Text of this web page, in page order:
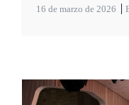
16 de marzo de 2026